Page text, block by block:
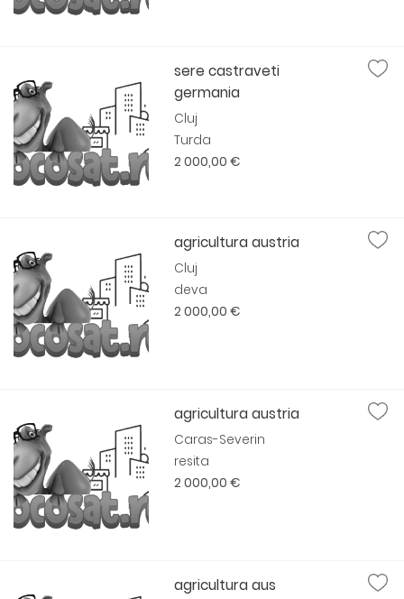
sere castraveti
germania
Cluj
Turda
2 000,00 €
agricultura austria
Cluj
deva
2 000,00 €
agricultura austria
Caras-Severin
resita
2 000,00 €
agricultura aus